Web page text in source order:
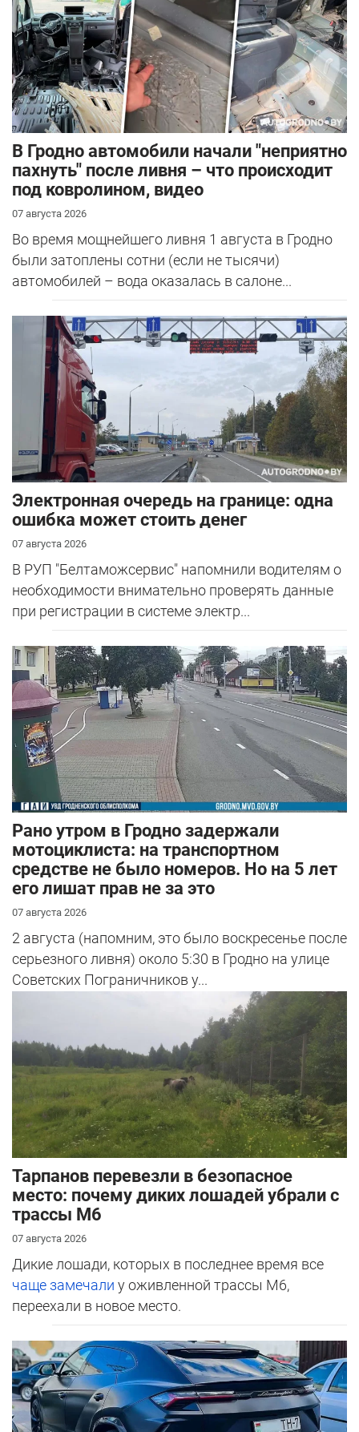
В Гродно автомобили начали "неприятно
пахнуть" после ливня – что происходит
под ковролином, видео
07 августа 2026
Во время мощнейшего ливня 1 августа в Гродно
были затоплены сотни (если не тысячи)
автомобилей – вода оказалась в салоне...
Электронная очередь на границе: одна
ошибка может стоить денег
07 августа 2026
В РУП "Белтаможсервис" напомнили водителям о
необходимости внимательно проверять данные
при регистрации в системе электр...
Рано утром в Гродно задержали
мотоциклиста: на транспортном
средстве не было номеров. Но на 5 лет
его лишат прав не за это
07 августа 2026
2 августа (напомним, это было воскресенье после
серьезного ливня) около 5:30 в Гродно на улице
Советских Пограничников у...
Тарпанов перевезли в безопасное
место: почему диких лошадей убрали с
трассы М6
07 августа 2026
Дикие лошади, которых в последнее время все
чаще замечали у оживленной трассы М6,
переехали в новое место.